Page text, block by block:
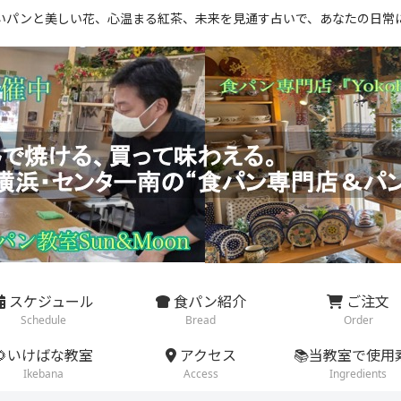
パンと美しい花、心温まる紅茶、未来を見通す占いで、あなたの日常
スケジュール
Schedule
食パン紹介
Bread
ご注文
Order
いけばな教室
Ikebana
アクセス
Access
📚当教室で使用
Ingredients